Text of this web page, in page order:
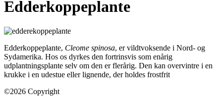
Edderkoppeplante
Edderkoppeplante, Cleome spinosa, er vildtvoksende i Nord- og
Sydamerika. Hos os dyrkes den fortrinsvis som enårig
udplantningsplante selv om den er flerårig. Den kan overvintre i en
krukke i en udestue eller lignende, der holdes frostfrit
©2026 Copyright